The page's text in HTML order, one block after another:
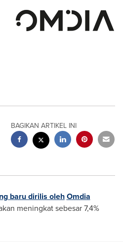
BAGIKAN ARTIKEL INI
baru dirilis olehOmdia
meningkat sebesar 7,4%